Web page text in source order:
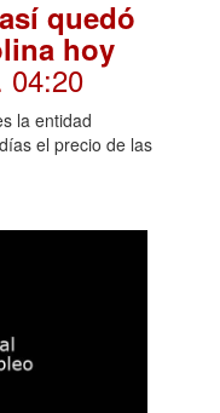
quedó
hoy
04:20
la entidad
el precio de las